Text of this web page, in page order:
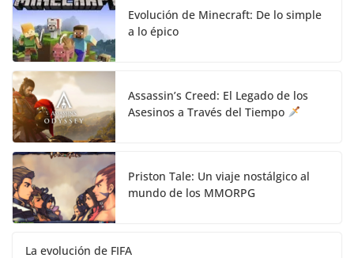
Evolución de Minecraft: De lo simple
a lo épico
Assassin’s Creed: El Legado de los
Asesinos a Través del Tiempo
Priston Tale: Un viaje nostálgico al
mundo de los MMORPG
La evolución de FIFA